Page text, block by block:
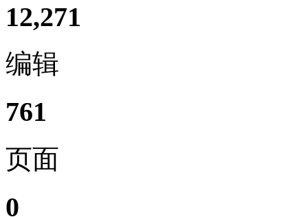
12,271
编辑
761
页面
0